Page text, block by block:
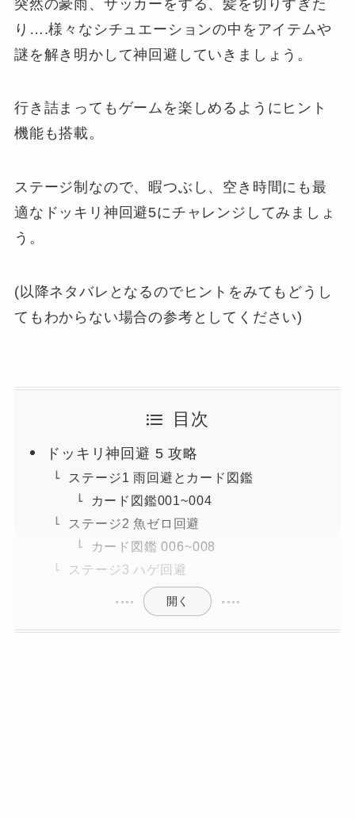
突然の豪雨、サッカーをする、髪を切りすぎた
り….様々なシチュエーションの中をアイテムや
謎を解き明かして神回避していきましょう。
行き詰まってもゲームを楽しめるようにヒント
機能も搭載。
ステージ制なので、暇つぶし、空き時間にも最
適なドッキリ神回避5にチャレンジしてみましょ
う。
(以降ネタバレとなるのでヒントをみてもどうし
てもわからない場合の参考としてください)
目次
ドッキリ神回避 5 攻略
ステージ1 雨回避とカード図鑑
カード図鑑001~004
ステージ2 魚ゼロ回避
カード図鑑 006~008
ステージ3 ハゲ回避
開く